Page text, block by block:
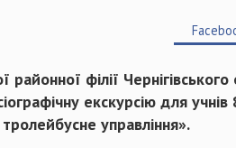
районної філії
екскурсію для учнів
управління».